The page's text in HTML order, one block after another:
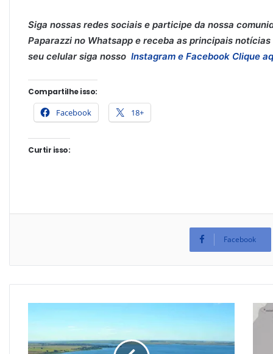
Siga nossas redes sociais e participe da nossa
Paparazzi no Whatsapp e receba as principais
seu celular siga nosso Instagram e Facebook Clique
Compartilhe isso:
Facebook 18+
Curtir isso:
Facebook